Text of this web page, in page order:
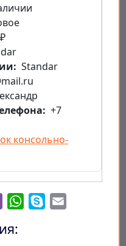
Standar
+7
консольно-
Viber WhatsApp
Skype